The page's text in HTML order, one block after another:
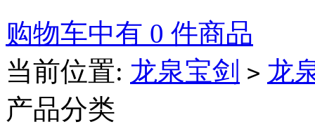
购物车中有 0 件商品
当前位置: 龙泉宝剑 > 龙
产品分类